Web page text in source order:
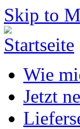
Skip to
Wie
Jetzt